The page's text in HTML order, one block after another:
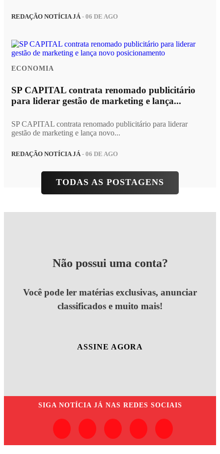
REDAÇÃO NOTÍCIA JÁ - 06 DE AGO
ECONOMIA
SP CAPITAL contrata renomado publicitário
para liderar gestão de marketing e lança...
SP CAPITAL contrata renomado publicitário para liderar
gestão de marketing e lança novo...
REDAÇÃO NOTÍCIA JÁ- 06 DE AGO
TODAS AS POSTAGENS
Não possui uma conta?
Você pode ler matérias exclusivas, anunciar
classificados e muito mais!
ASSINE AGORA
SIGA NOTÍCIA JÁ NAS REDES SOCIAIS